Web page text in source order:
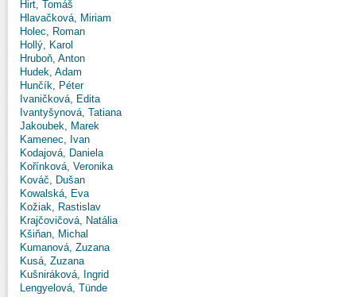
Hirt, Tomáš
Hlavačková, Miriam
Holec, Roman
Hollý, Karol
Hruboň, Anton
Hudek, Adam
Hunčík, Péter
Ivaničková, Edita
Ivantyšynová, Tatiana
Jakoubek, Marek
Kamenec, Ivan
Kodajová, Daniela
Kořínková, Veronika
Kováč, Dušan
Kowalská, Eva
Kožiak, Rastislav
Krajčovičová, Natália
Kšiňan, Michal
Kumanová, Zuzana
Kusá, Zuzana
Kušniráková, Ingrid
Lengyelová, Tünde